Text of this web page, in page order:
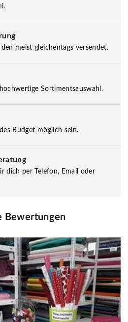
meist gleichentags versendet.
Sortimentsauswahl.
Budget möglich sein.
dich per Telefon, Email oder
Bewertungen